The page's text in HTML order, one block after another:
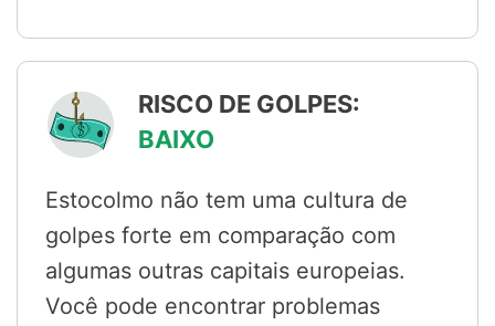
RISCO DE GOLPES:
BAIXO
Estocolmo não tem uma cultura de
golpes forte em comparação com
algumas outras capitais europeias.
Você pode encontrar problemas